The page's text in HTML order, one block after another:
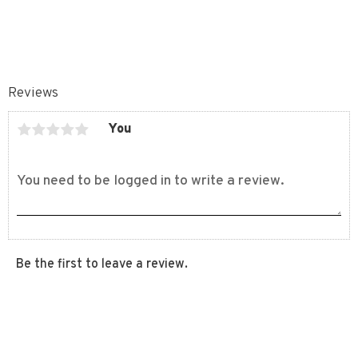
Reviews
You
Be the first to leave a review.